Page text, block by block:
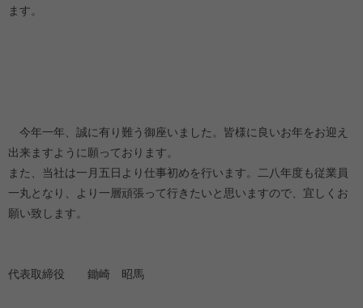
ます。
今年一年、誠に有り難う御座いました。皆様に良いお年をお迎え
出来ますように願っております。
また、当社は一月五日より仕事初めを行います。二八年度も従業員
一丸となり、より一層頑張って行きたいと思いますので、宜しくお
願い致します。
代表取締役 鋤崎 昭馬